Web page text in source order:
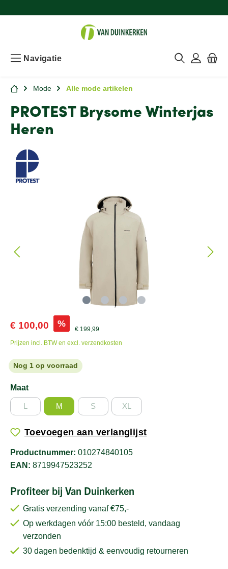
Navigatie
Mode Alle mode artikelen
PROTEST Brysome Winterjas
Heren
€ 100,00 %
€ 199,99
Prijzen incl. BTW en excl. verzendkosten
Nog 1 op voorraad
Maat
L M S XL
Toevoegen aan verlanglijst
Productnummer: 010274840105
EAN: 8719947523252
Profiteer bij Van Duinkerken
Gratis verzending vanaf €75,-
Op werkdagen vóór 15:00 besteld, vandaag
verzonden
30 dagen bedenktijd & eenvoudig retourneren